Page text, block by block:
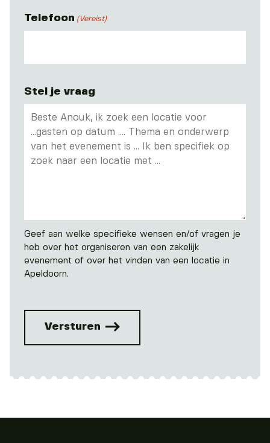
Telefoon (Vereist)
Stel je vraag
Geef aan welke specifieke wensen en/of vragen je
heb over het organiseren van een zakelijk
evenement of over het vinden van een locatie in
Apeldoorn.
Versturen